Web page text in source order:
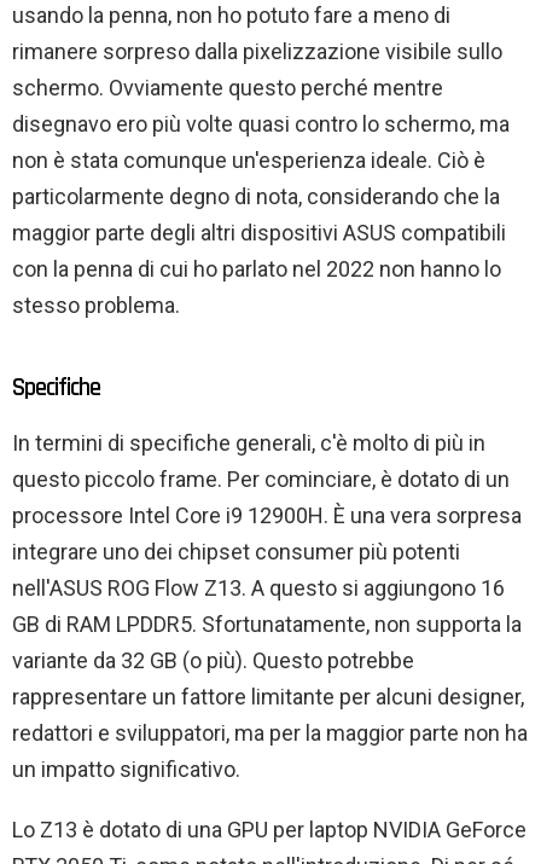
usando la penna, non ho potuto fare a meno di
rimanere sorpreso dalla pixelizzazione visibile sullo
schermo. Ovviamente questo perché mentre
disegnavo ero più volte quasi contro lo schermo, ma
non è stata comunque un'esperienza ideale. Ciò è
particolarmente degno di nota, considerando che la
maggior parte degli altri dispositivi ASUS compatibili
con la penna di cui ho parlato nel 2022 non hanno lo
stesso problema.
Specifiche
In termini di specifiche generali, c'è molto di più in
questo piccolo frame. Per cominciare, è dotato di un
processore Intel Core i9 12900H. È una vera sorpresa
integrare uno dei chipset consumer più potenti
nell'ASUS ROG Flow Z13. A questo si aggiungono 16
GB di RAM LPDDR5. Sfortunatamente, non supporta la
variante da 32 GB (o più). Questo potrebbe
rappresentare un fattore limitante per alcuni designer,
redattori e sviluppatori, ma per la maggior parte non ha
un impatto significativo.
Lo Z13 è dotato di una GPU per laptop NVIDIA GeForce